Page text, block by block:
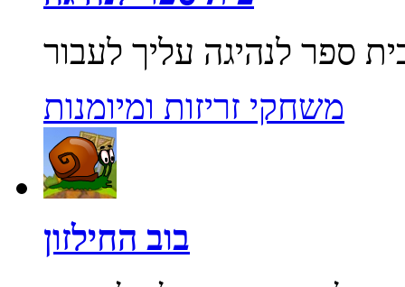
משחקי זריזות ומיומנות
בוב החילזון